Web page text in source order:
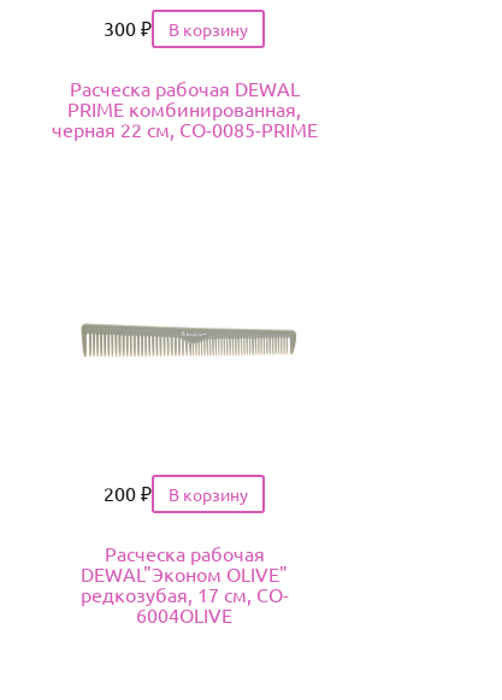
Цена
300 ₽
Расческа рабочая DEWAL
PRIME комбинированная,
черная 22 см, CO-0085-PRIME
Цена
200 ₽
Расческа рабочая
DEWAL"Эконом OLIVE"
редкозубая, 17 см, CO-
6004OLIVE